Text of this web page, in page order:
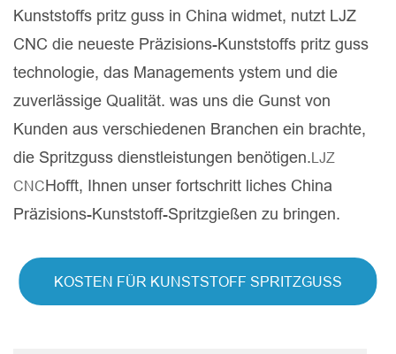
Kunststoffs pritz guss in China widmet, nutzt LJZ
CNC die neueste Präzisions-Kunststoffs pritz guss
technologie, das Managements ystem und die
zuverlässige Qualität. was uns die Gunst von
Kunden aus verschiedenen Branchen ein brachte,
die Spritzguss dienstleistungen benötigen. LJZ
CNCHofft, Ihnen unser fortschritt liches China
Präzisions-Kunststoff-Spritzgießen zu bringen.
KOSTEN FÜR KUNSTSTOFF SPRITZGUSS